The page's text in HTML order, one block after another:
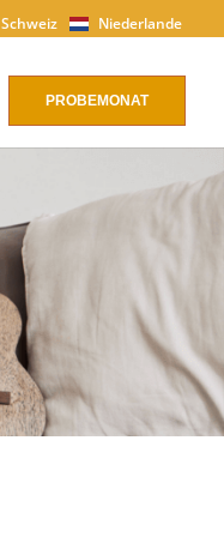
Schweiz Niederlande
PROBEMONAT